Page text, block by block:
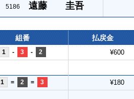
5186 遠藤 圭吾
組番 払戻金
1 - 3 - 2 ¥600
1 = 2 = 3 ¥180